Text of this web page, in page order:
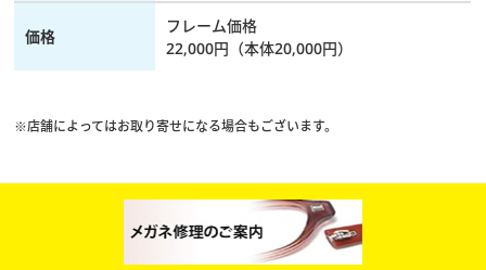
価格
フレーム価格
22,000円（本体20,000円）
※店舗によってはお取り寄せになる場合もございます。